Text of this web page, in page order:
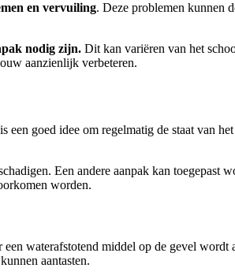
en vervuiling. Deze problemen kunnen
nodig zijn. Dit kan variëren van het
aanzienlijk verbeteren.
goed idee om regelmatig de staat van het
Een andere aanpak kan toegepast
worden.
waterafstotend middel op de gevel
aantasten.